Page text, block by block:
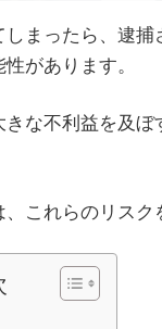
まったら、逮
があります。
な不利益を及
これらのリスク